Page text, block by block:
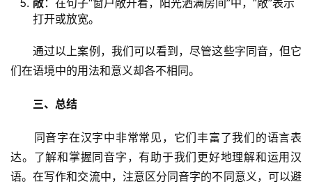
敞：在句子“窗户敞开着，阳光洒满房间”中，“敞”表示
打开或放宽。
通过以上案例，我们可以看到，尽管这些字同音，但它
们在语境中的用法和意义却各不相同。
三、总结
同音字在汉字中非常常见，它们丰富了我们的语言表
达。了解和掌握同音字，有助于我们更好地理解和运用汉
语。在写作和交流中，注意区分同音字的不同意义，可以避